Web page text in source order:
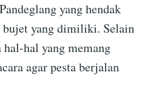
yang hendak
yang dimiliki. Selain
hal yang memang
agar pesta berjalan